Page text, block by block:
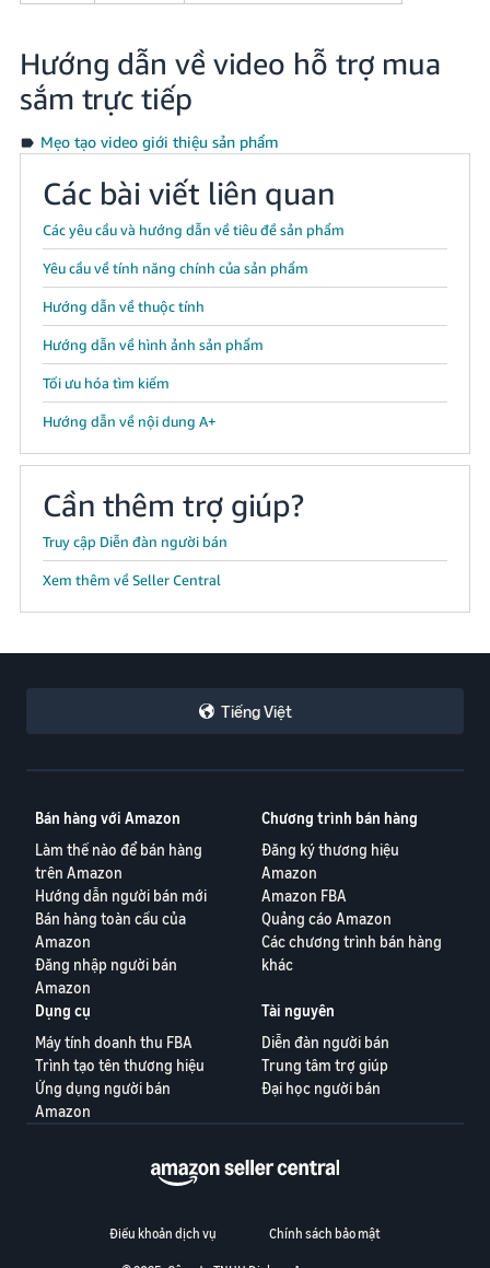
Hướng dẫn về video hỗ trợ mua
sắm trực tiếp
Mẹo tạo video giới thiệu sản phẩm
Các bài viết liên quan
Các yêu cầu và hướng dẫn về tiêu đề sản phẩm
Yêu cầu về tính năng chính của sản phẩm
Hướng dẫn về thuộc tính
Hướng dẫn về hình ảnh sản phẩm
Tối ưu hóa tìm kiếm
Hướng dẫn về nội dung A+
Cần thêm trợ giúp?
Truy cập Diễn đàn người bán
Xem thêm về Seller Central
Tiếng Việt
Bán hàng với Amazon
Làm thế nào để bán hàng
trên Amazon
Hướng dẫn người bán mới
Bán hàng toàn cầu của
Amazon
Đăng nhập người bán
Amazon
Chương trình bán hàng
Đăng ký thương hiệu
Amazon
Amazon FBA
Quảng cáo Amazon
Các chương trình bán hàng
khác
Dụng cụ
Máy tính doanh thu FBA
Trình tạo tên thương hiệu
Ứng dụng người bán
Amazon
Tài nguyên
Diễn đàn người bán
Trung tâm trợ giúp
Đại học người bán
Điều khoản dịch vụ Chính sách bảo mật